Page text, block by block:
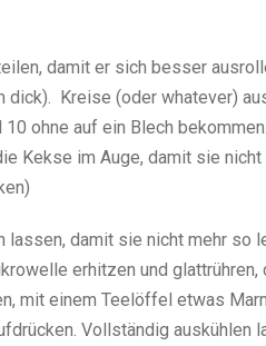
damit er sich besser
dick). Kreise (oder whatever)
ohne auf ein Blech
Kekse im Auge, damit sie
lassen, damit sie nicht mehr so
erhitzen und
mit einem Teelöffel etwas
Vollständig auskühlen